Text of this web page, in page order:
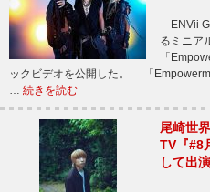
ENVii
るミニア
「
ックビデオを公開した。 「
… 続きを読む
尾崎世
TV『#8
して出演